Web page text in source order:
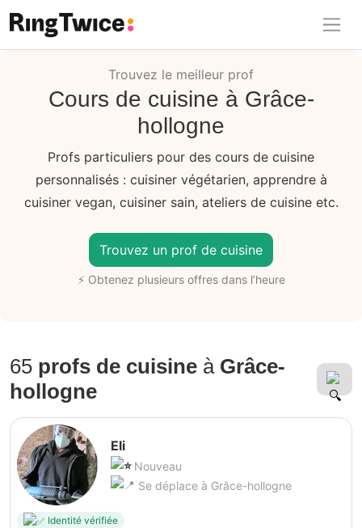
Ring Twice
Trouvez le meilleur prof
Cours de cuisine à Grâce-
hollogne
Profs particuliers pour des cours de cuisine
personnalisés : cuisiner végétarien, apprendre à
cuisiner vegan, cuisiner sain, ateliers de cuisine etc.
Trouvez un prof de cuisine
⚡ Obtenez plusieurs offres dans l’heure
65 profs de cuisine à Grâce-
hollogne
Eli
Nouveau
Se déplace à Grâce-hollogne
Identité vérifiée